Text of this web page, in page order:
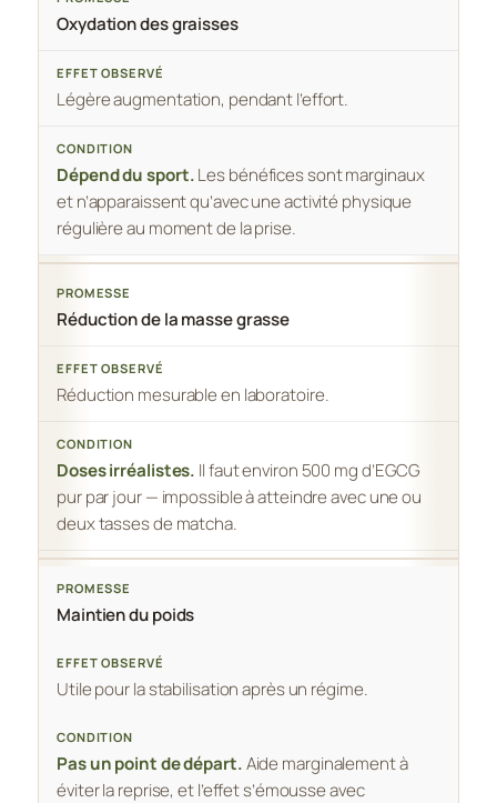
Oxydation des graisses
Légère augmentation, pendant l’effort.
Dépend du sport.Les bénéfices sont marginaux
et n’apparaissent qu’avec une activité physique
régulière au moment de la prise.
Réduction de la masse grasse
Réduction mesurable en laboratoire.
Doses irréalistes. Il faut environ 500 mg d’EGCG
pur par jour — impossible à atteindre avec une ou
deux tasses de matcha.
Maintien du poids
Utile pour la stabilisation après un régime.
Pas un point de départ.Aide marginalement à
éviter la reprise, et l’effet s’émousse avec